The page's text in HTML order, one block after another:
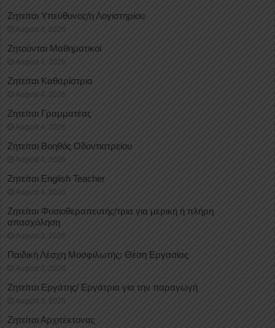
Ζητείται Υπεύθυνος/η Λογιστηρίου
August 4, 2026
Ζητούνται Μαθηματικοί
August 4, 2026
Ζητείται Καθαρίστρια
August 4, 2026
Ζητείται Γραμματέας
August 4, 2026
Ζητείται Βοηθός Οδοντιατρείου
August 4, 2026
Ζητείται English Teacher
August 4, 2026
Ζητείται Φυσιοθεραπευτής/τρια για μερική ή πλήρη
απασχόληση
August 3, 2026
Παιδική Λέσχη Μοσφιλωτής: Θέση Εργασίας
August 3, 2026
Ζητείται Εργάτης/ Εργάτρια για την παραγωγή
August 3, 2026
Ζητείται Αρχιτέκτονας